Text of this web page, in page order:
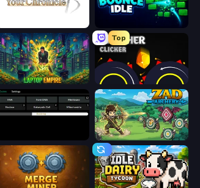
Brick Bounce Idle
Laptop Empire
Top
Crusher Clicker
Zad Archery - Demo